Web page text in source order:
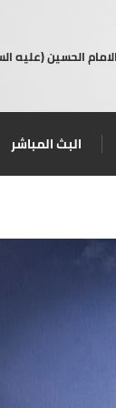
الحسين (عليه
البث المباشر